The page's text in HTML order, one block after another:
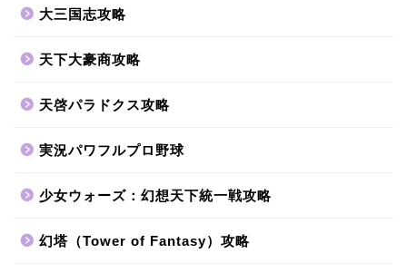
大三国志攻略
天下大豪商攻略
天啓パラドクス攻略
実況パワフルプロ野球
少女ウォーズ：幻想天下統一戦攻略
幻塔（Tower of Fantasy）攻略